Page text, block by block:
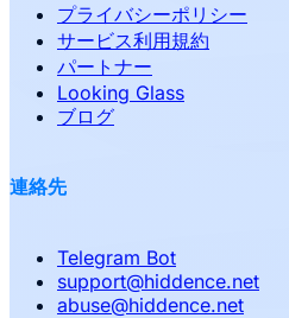
プライバシーポリシー
サービス利用規約
パートナー
Looking Glass
ブログ
連絡先
Telegram Bot
support@hiddence.net
abuse@hiddence.net